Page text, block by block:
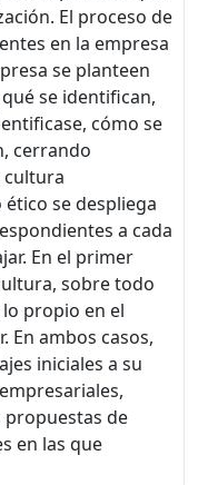
El proceso de
en la empresa
se planteen
se identifican,
cómo se
cerrando
cultura
se despliega
a cada
En el primer
sobre todo
propio en el
En ambos casos,
iniciales a su
de
en las que